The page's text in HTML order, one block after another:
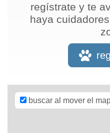
regístrate y te
haya
buscar al mover el